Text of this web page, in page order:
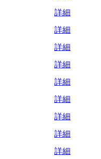
詳細
詳細
詳細
詳細
詳細
詳細
詳細
詳細
詳細